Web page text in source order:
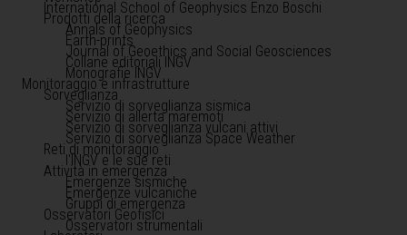
International School of Geophysics Enzo Boschi
Prodotti della ricerca
Annals of Geophysics
Earth-prints
Journal of Geoethics and Social Geosciences
Collane editoriali INGV
Monografie INGV
Monitoraggio e infrastrutture
Sorveglianza
Servizio di sorveglianza sismica
Servizio di allerta maremoti
Servizio di sorveglianza vulcani attivi
Servizio di sorveglianza Space Weather
Reti di monitoraggio
l'INGV e le sue reti
Attività in emergenza
Emergenze sismiche
Emergenze vulcaniche
Gruppi di emergenza
Osservatori Geofisici
Osservatori strumentali